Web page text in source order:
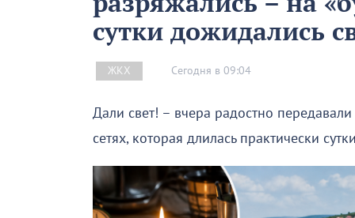
сутки дожидались
ЖКХ Сегодня в 09:04
Дали свет! – вчера радостно
сетях, которая длилась практически